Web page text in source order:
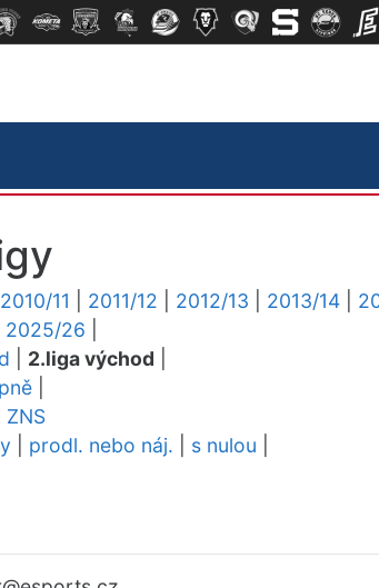
2010/11 2011/12 2012/13 2013/14
2025/26
2.liga východ
ZNS
prodl. nebo náj. s nulou